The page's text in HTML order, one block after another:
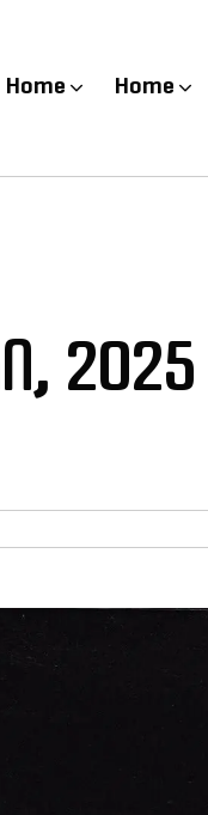
Home Home
2025